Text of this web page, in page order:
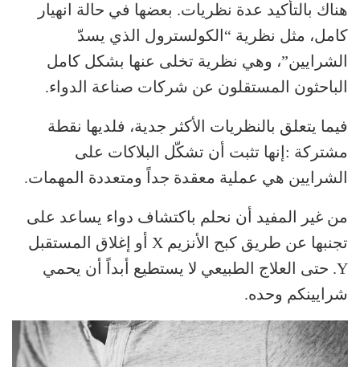
هناك بالتأكيد عدة نظريات. بعضها في حالة انهيار
كامل، مثل نظرية “الكولسترول الذي يسدّ
الشرايين”، وهي نظرية تخلى عنها بشكل كامل
الباحثون المستقلون عن شركات صناعة الدواء.
فيما يتعلق بالنظريات الأكثر جدية، فلديها نقطة
مشتركة :إنها تثبت أن تشكّل البلاكات على
الشرايين هي عملية معقدة جداً ومتعددة المهمات.
من غير المفيد أن نحلم باكتشاف دواء يساعد على
تجنبها عن طريق كبح الأنزيم X أو إغلاق المستقبل
Y. حتى العلاج الطبيعي لا يستطيع أبداً أن يحمي
شرايينكم وحده.